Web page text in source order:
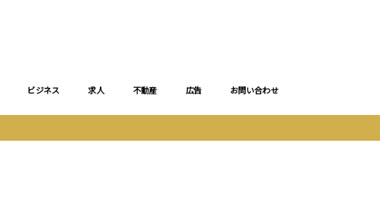
ビジネス 求人 不動産 広告 お問い合わせ